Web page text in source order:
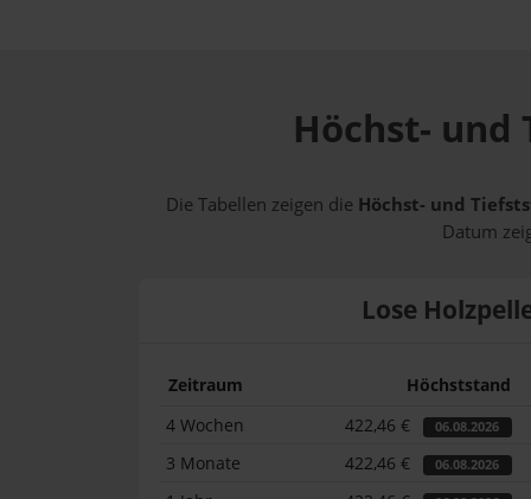
Höchst- und
Die Tabellen zeigen die Höchst- und
Datum
Lose
Zeitraum Höchststand
4 Wochen
422,46 € 06.08.2026
3 Monate 422,46 € 06.08.2026